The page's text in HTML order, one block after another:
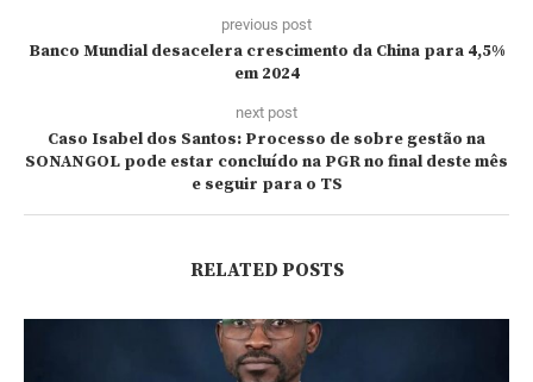
previous post
Banco Mundial desacelera crescimento da China para 4,5%
em 2024
next post
Caso Isabel dos Santos: Processo de sobre gestão na
SONANGOL pode estar concluído na PGR no final deste mês
e seguir para o TS
RELATED POSTS